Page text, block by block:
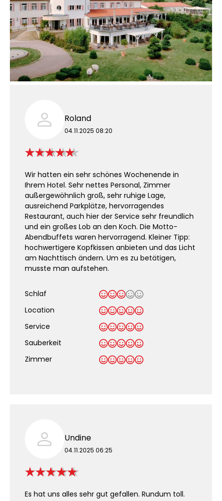
Roland
04.11.2025 08:20
Wir hatten ein sehr schönes Wochenende in
Ihrem Hotel. Sehr nettes Personal, Zimmer
außergewöhnlich groß, sehr ruhige Lage,
ausreichend Parkplätze, hervorragendes
Restaurant, auch hier der Service sehr freundlich
und ein großes Lob an den Koch. Die Motto-
Abendbuffets waren hervorragend. Kleiner Tipp:
hochwertigere Kopfkissen anbieten und das Licht
am Nachttisch ändern. Um es zu betätigen,
musste man aufstehen.
Schlaf
Location
Service
Sauberkeit
Zimmer
Undine
04.11.2025 06:25
Es hat uns alles sehr gut gefallen. Rundum toll.